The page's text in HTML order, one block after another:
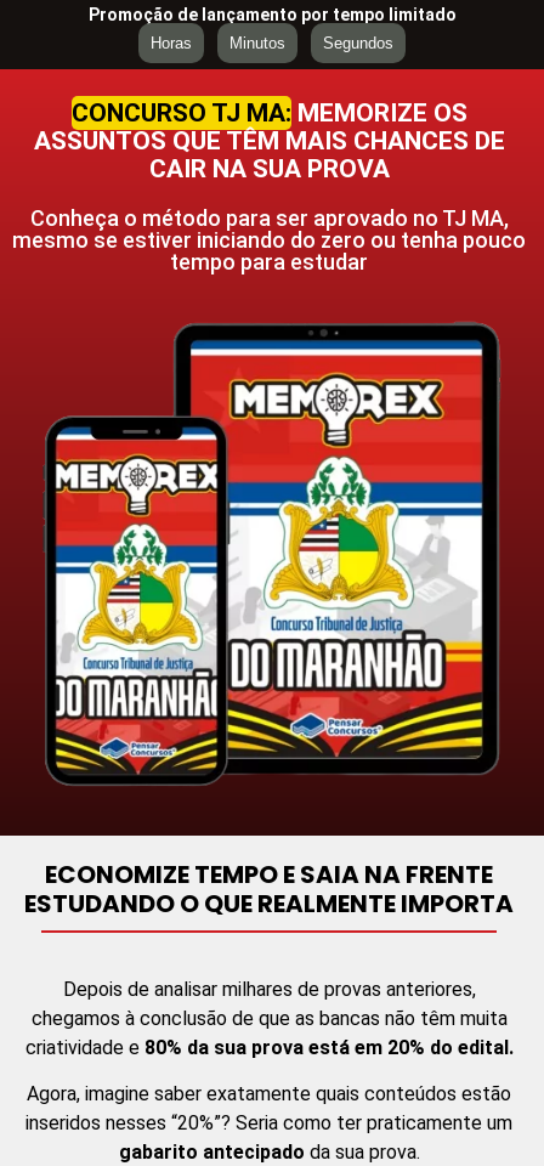
Promoção de lançamento por tempo limitado
Horas Minutos Segundos
CONCURSO TJ MA: MEMORIZE OS
ASSUNTOS QUE TÊM MAIS CHANCES DE
CAIR NA SUA PROVA
Conheça o método para ser aprovado no TJ MA,
mesmo se estiver iniciando do zero ou tenha pouco
tempo para estudar
ECONOMIZE TEMPO E SAIA NA FRENTE
ESTUDANDO O QUE REALMENTE IMPORTA
Depois de analisar milhares de provas anteriores,
chegamos à conclusão de que as bancas não têm muita
criatividade e 80% da sua prova está em 20% do edital.
Agora, imagine saber exatamente quais conteúdos estão
inseridos nesses “20%”? Seria como ter praticamente um
gabarito antecipado da sua prova.